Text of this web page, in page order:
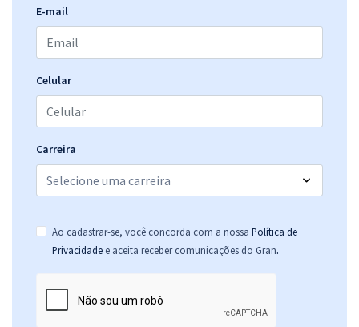
E-mail
Celular
Carreira
Ao cadastrar-se, você concorda com a nossa Política de
Privacidade e aceita receber comunicações do Gran.